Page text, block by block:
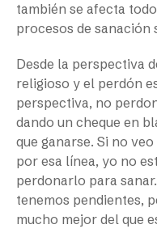
también se afecta
procesos de sanación
Desde la perspectiva
religioso y el perdón
perspectiva, no
dando un cheque en
que ganarse. Si no
por esa línea, yo no
perdonarlo para
tenemos pendientes,
mucho mejor del que